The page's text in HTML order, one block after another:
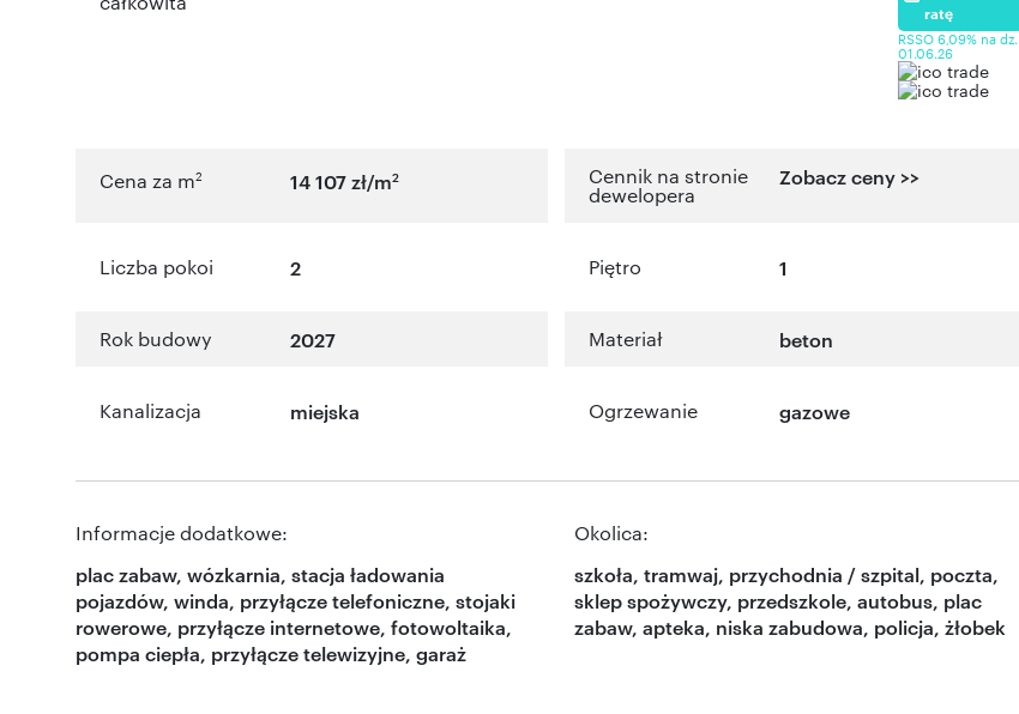
ratę
RSSO 6,09% na dz.
01.06.26
Cena za m2 14 107 zł/m2 Cennik na stronie
dewelopera
Zobacz ceny >>
Liczba pokoi 2 Piętro 1
Rok budowy 2027 Materiał beton
Kanalizacja miejska Ogrzewanie gazowe
Informacje dodatkowe:
plac zabaw, wózkarnia, stacja ładowania
pojazdów, winda, przyłącze telefoniczne, stojaki
rowerowe, przyłącze internetowe, fotowoltaika,
pompa ciepła, przyłącze telewizyjne, garaż
Okolica:
szkoła, tramwaj, przychodnia / szpital, poczta,
sklep spożywczy, przedszkole, autobus, plac
zabaw, apteka, niska zabudowa, policja, żłobek